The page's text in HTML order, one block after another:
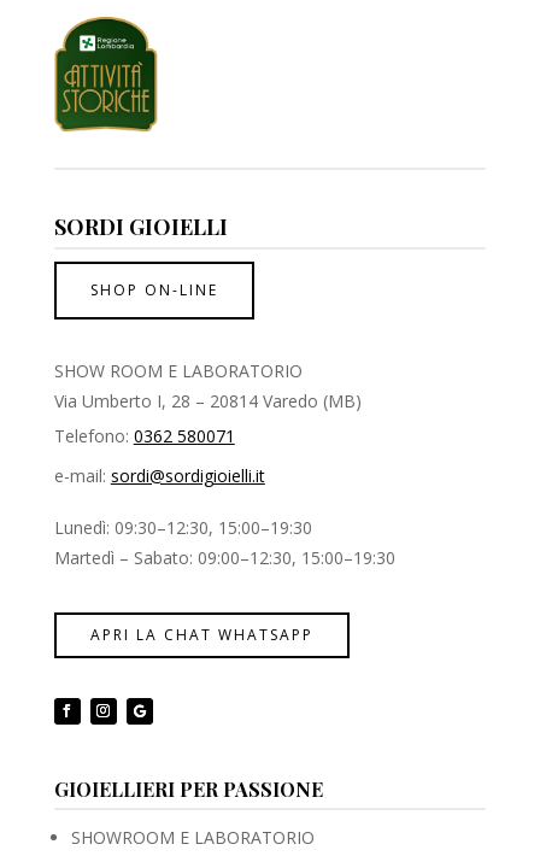
SORDI GIOIELLI
SHOP ON-LINE
SHOW ROOM E LABORATORIO
Via Umberto I, 28 – 20814 Varedo (MB)
Telefono: 0362 580071
e-mail: sordi@sordigioielli.it
Lunedì: 09:30–12:30, 15:00–19:30
Martedì – Sabato: 09:00–12:30, 15:00–19:30
APRI LA CHAT WHATSAPP
GIOIELLIERI PER PASSIONE
SHOWROOM E LABORATORIO